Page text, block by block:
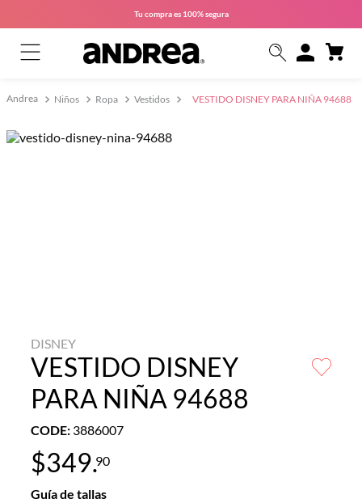
Tu compra es 100% segura
Niños Ropa Vestidos VESTIDO DISNEY PARA NIÑA 94688
DISNEY
VESTIDO DISNEY
PARA NIÑA 94688
CODE: 3886007
$349.90
Guía de tallas